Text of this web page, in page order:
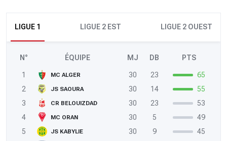
LIGUE 1 LIGUE 2 EST LIGUE 2 OUEST
N° ÉQUIPE MJ DB PTS
1 MC ALGER 30 23
65
2
JS SAOURA 30 14
55
3
CR BELOUIZDAD 30 23
53
4
MC ORAN 30 5
49
5
JS KABYLIE 30 9
45